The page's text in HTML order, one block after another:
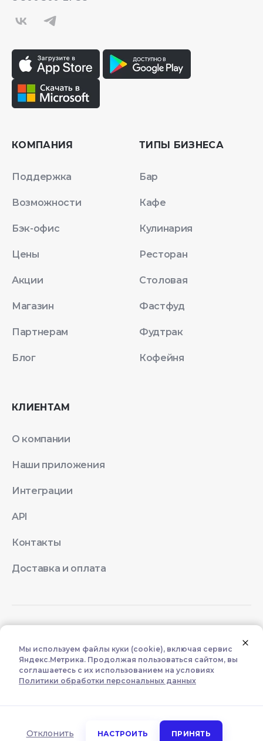
Мы используем файлы куки (cookie), включая сервис
Яндекс.Метрика. Продолжая пользоваться сайтом, вы
соглашаетесь с их использованием на условиях
Политики обработки персональных данных
Обязательные
Отклонить НАСТРОИТЬ ПРИНЯТЬ
КОМПАНИЯ
Поддержка
Возможности
Бэк-офис
Цены
Акции
Магазин
Партнерам
Блог
ТИПЫ БИЗНЕСА
Бар
Кафе
Кулинария
Ресторан
Столовая
Фастфуд
Фудтрак
Кофейня
КЛИЕНТАМ
О компании
Наши приложения
Интеграции
API
Контакты
Доставка и оплата
Лицензионное соглашение